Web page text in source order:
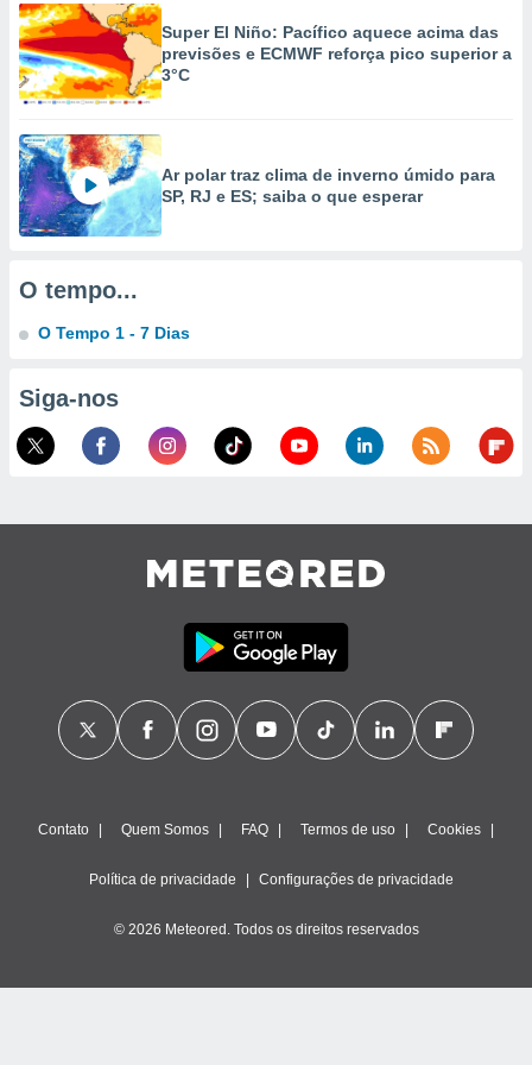
criar
medir
da
medir o
dos
os
ou
e melhorar
estudos
1199
Super El Niño: Pacífico aquece acima das
previsões e ECMWF reforça pico superior a
3°C
Ar polar traz clima de inverno úmido para
SP, RJ e ES; saiba o que esperar
O tempo...
O Tempo 1 - 7 Dias
Siga-nos
Contato Quem Somos FAQ Termos de uso Cookies
Política de privacidade Configurações de privacidade
© 2026 Meteored. Todos os direitos reservados